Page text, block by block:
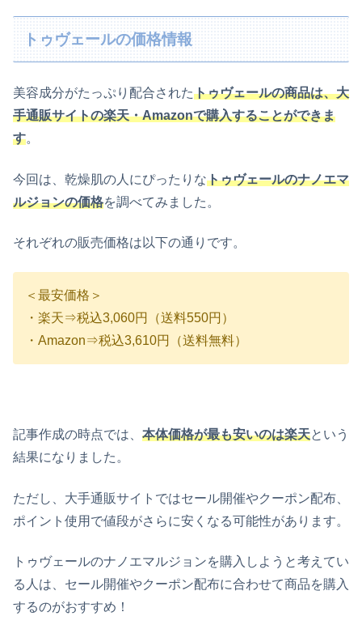
トゥヴェールの価格情報
美容成分がたっぷり配合されたトゥヴェールの商品は、大
手通販サイトの楽天・Amazonで購入することができま
す。
今回は、乾燥肌の人にぴったりなトゥヴェールのナノエマ
ルジョンの価格を調べてみました。
それぞれの販売価格は以下の通りです。
＜最安価格＞
・楽天⇒税込3,060円（送料550円）
・Amazon⇒税込3,610円（送料無料）
記事作成の時点では、 本体価格が最も安いのは楽天という
結果になりました。
ただし、大手通販サイトではセール開催やクーポン配布、
ポイント使用で値段がさらに安くなる可能性があります。
トゥヴェールのナノエマルジョンを購入しようと考えてい
る人は、セール開催やクーポン配布に合わせて商品を購入
するのがおすすめ！